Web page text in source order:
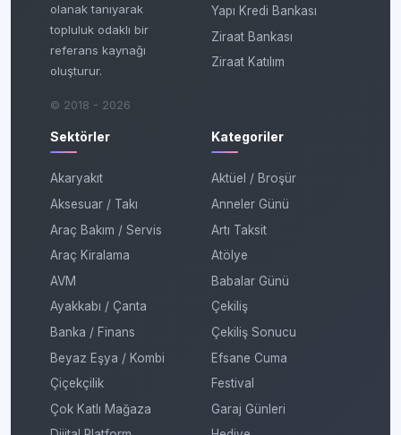
olanak tanıyarak
topluluk odaklı bir
referans kaynağı
oluşturur.
© 2018 - 2026
Yapı Kredi Bankası
Ziraat Bankası
Ziraat Katılım
Sektörler
Akaryakıt
Aksesuar / Takı
Araç Bakım / Servis
Araç Kiralama
AVM
Ayakkabı / Çanta
Banka / Finans
Beyaz Eşya / Kombi
Çiçekçilik
Çok Katlı Mağaza
Kategoriler
Aktüel / Broşür
Anneler Günü
Artı Taksit
Atölye
Babalar Günü
Çekiliş
Çekiliş Sonucu
Efsane Cuma
Festival
Garaj Günleri